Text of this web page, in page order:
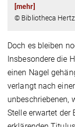
[mehr]
© Bibliotheca
Doch es bleiben
Insbesondere die
einen Nagel
verlangt nach
unbeschriebenen,
Stelle erwartet der